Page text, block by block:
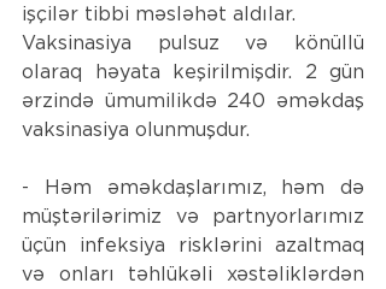
işçilər tibbi məsləhət aldılar.
Vaksinasiya pulsuz və könüllü
olaraq həyata keşirilmişdir. 2 gün
ərzində ümumilikdə 240 əməkdaş
vaksinasiya olunmuşdur.
- Həm əməkdaşlarımız, həm də
müştərilərimiz və partnyorlarımız
üçün infeksiya risklərini azaltmaq
və onları təhlükəli xəstəliklərdən